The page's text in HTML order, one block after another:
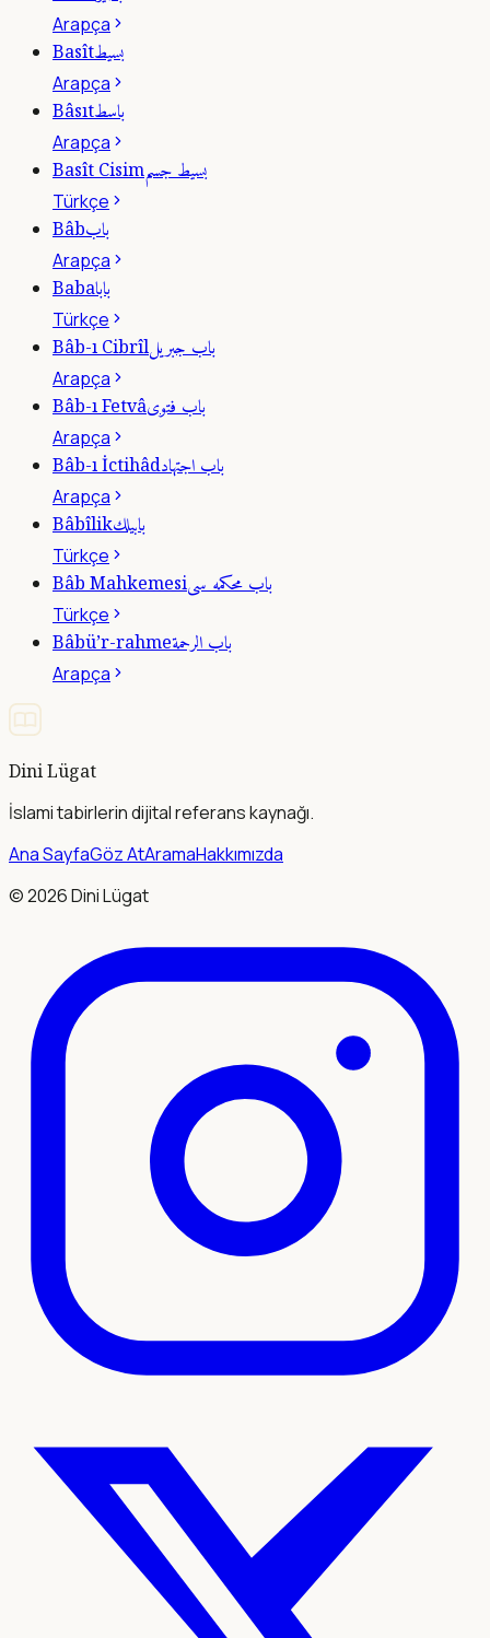
Arapça
Basîtبسيط
Arapça
Bâsıtباسط
Arapça
Basît Cisimبسيط جسم
Türkçe
Bâbباب
Arapça
Babaبابا
Türkçe
Bâb-ı Cibrîlباب جبريل
Arapça
Bâb-ı Fetvâباب فتوى
Arapça
Bâb-ı İctihâdباب اجتهاد
Arapça
Bâbîlikبابيلك
Türkçe
Bâb Mahkemesiباب محكمه سى
Türkçe
Bâbü’r-rahmeباب الرحمة
Arapça
Dini Lügat
İslami tabirlerin dijital referans kaynağı.
Ana SayfaGöz AtAramaHakkımızda
©2026Dini Lügat